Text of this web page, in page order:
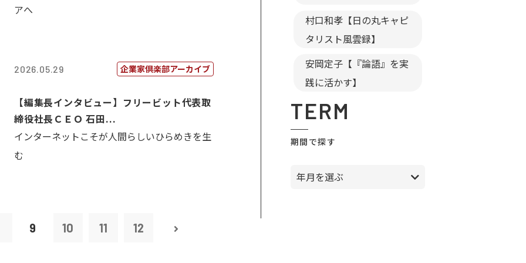
アへ
2026.05.29 企業家倶楽部アーカイブ
【編集長インタビュー】フリービット代表取
締役社長ＣＥＯ 石田...
インターネットこそが人間らしいひらめきを生
む
9 10 11 12
村口和孝【日の丸キャピ
タリスト風雲録】
安岡定子【『論語』を実
践に活かす】
TERM
期間で探す
年月を選ぶ